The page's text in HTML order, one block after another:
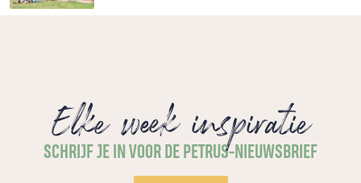
Elke week inspiratie
SCHRIJF JE IN VOOR DE PETRUS-NIEUWSBRIEF